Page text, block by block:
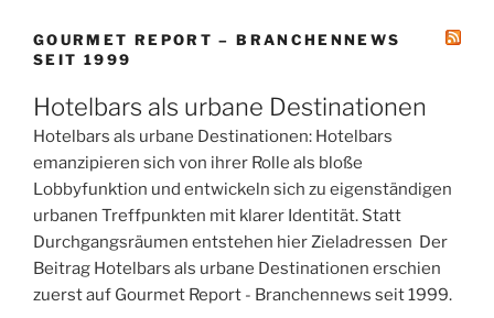
GOURMET REPORT – BRANCHENNEWS
SEIT 1999
Hotelbars als urbane Destinationen
Hotelbars als urbane Destinationen: Hotelbars
emanzipieren sich von ihrer Rolle als bloße
Lobbyfunktion und entwickeln sich zu eigenständigen
urbanen Treffpunkten mit klarer Identität. Statt
Durchgangsräumen entstehen hier Zieladressen Der
Beitrag Hotelbars als urbane Destinationen erschien
zuerst auf Gourmet Report - Branchennews seit 1999.